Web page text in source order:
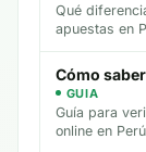
Qué
apuestas en
Cómo
GUIA
Guía para
online en